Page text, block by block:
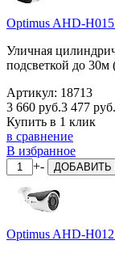
Optimus AHD-
Уличная
подсветкой до
Артикул: 18713
3 660 руб.3 477 руб.
Купить в 1 клик
в сравнение
В избранное
+- ДОБАВИТЬ
Optimus AHD-